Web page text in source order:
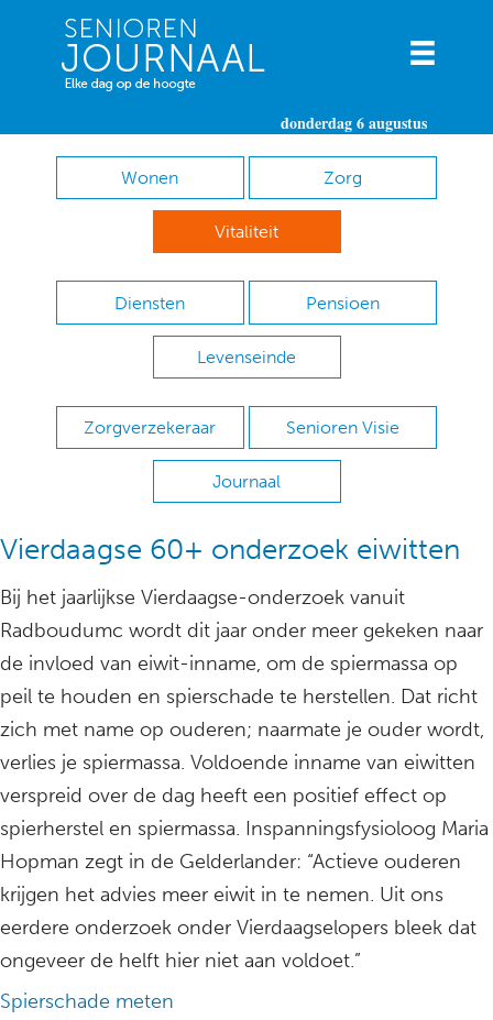
donderdag 6 augustus
Wonen Zorg
Vitaliteit
Diensten Pensioen
Levenseinde
Zorgverzekeraar Senioren Visie
Journaal
Vierdaagse 60+ onderzoek eiwitten
Bij het jaarlijkse Vierdaagse-onderzoek vanuit
Radboudumc wordt dit jaar onder meer gekeken naar
de invloed van eiwit-inname, om de spiermassa op
peil te houden en spierschade te herstellen. Dat richt
zich met name op ouderen; naarmate je ouder wordt,
verlies je spiermassa. Voldoende inname van eiwitten
verspreid over de dag heeft een positief effect op
spierherstel en spiermassa. Inspanningsfysioloog Maria
Hopman zegt in de Gelderlander: “Actieve ouderen
krijgen het advies meer eiwit in te nemen. Uit ons
eerdere onderzoek onder Vierdaagselopers bleek dat
ongeveer de helft hier niet aan voldoet.”
Spierschade meten